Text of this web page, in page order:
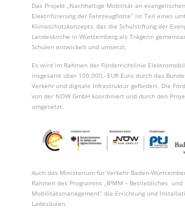
Das Projekt „Nachhaltige Mobilität an
Elektrifizierung der Fahrzeugflotte“ ist Teil eines
Klimaschutzkonzepts, das die Schulstiftung der
Landeskirche in Württemberg als Trägerin
Schulen entwickelt und umsetzt.
Es wird im Rahmen der Förderrichtlinie
insgesamt über 100.000,- EUR Euro durch das
Verkehr und digitale Infrastruktur gefördert. Die
von der NOW GmbH koordiniert und durch den
umgesetzt.
Auch das Ministerium für Verkehr Baden-
Rahmen des Programms „B²MM – Betriebliches
Mobilitätsmanagement” die Errichtung und
Ladesäulen.